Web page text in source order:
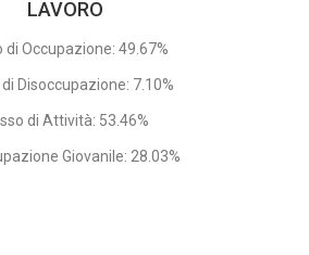
LAVORO
di Occupazione: 49.67%
Disoccupazione: 7.10%
di Attività: 53.46%
Giovanile: 28.03%